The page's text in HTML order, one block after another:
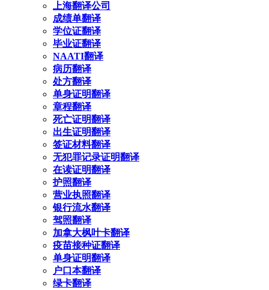
上海翻译公司
成绩单翻译
学位证翻译
毕业证翻译
NAATI翻译
病历翻译
处方翻译
单身证明翻译
章程翻译
死亡证明翻译
出生证明翻译
签证材料翻译
无犯罪记录证明翻译
在读证明翻译
护照翻译
营业执照翻译
银行流水翻译
驾照翻译
加拿大枫叶卡翻译
疫苗接种证翻译
单身证明翻译
户口本翻译
绿卡翻译